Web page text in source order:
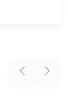
Previous Next